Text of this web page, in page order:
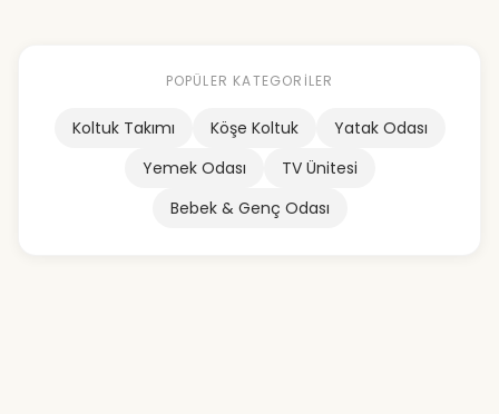
POPÜLER KATEGORILER
Koltuk Takımı Köşe Koltuk
Yatak Odası
Yemek Odası
TV Ünitesi
Bebek & Genç Odası